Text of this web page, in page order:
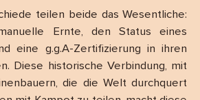
teilen beide das Wesentliche:
Ernte, den Status eines
eine g.g.A-Zertifizierung in ihren
Diese historische Verbindung, mit
die die Welt durchquert